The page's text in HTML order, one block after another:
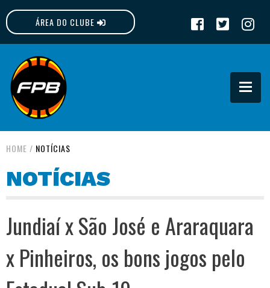
ÁREA DO CLUBE
FPB
HOME / NOTÍCIAS
NOTÍCIAS
Jundiaí x São José e Araraquara
x Pinheiros, os bons jogos pelo